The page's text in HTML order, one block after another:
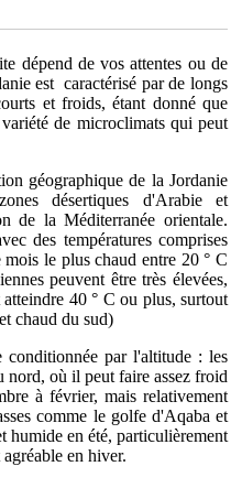
dépend de vos attentes ou de
est caractérisé par de longs
et froids, étant donné que
de microclimats qui peut
géographique de la Jordanie
désertiques d'Arabie et
de la Méditerranée orientale.
des températures comprises
le plus chaud entre 20 ° C
peuvent être très élevées,
40 ° C ou plus, surtout
chaud du sud)
conditionnée par l'altitude : les
nord, où il peut faire assez froid
à février, mais relativement
comme le golfe d'Aqaba et
humide en été, particulièrement
en hiver.